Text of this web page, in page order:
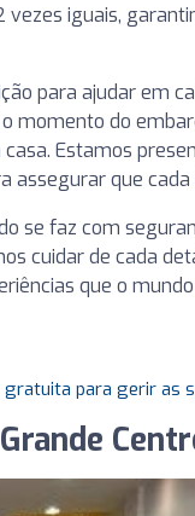
iguais,
para ajudar em
momento do
Estamos
assegurar que
se faz com
cuidar de cada
que o
gratuita para gerir as